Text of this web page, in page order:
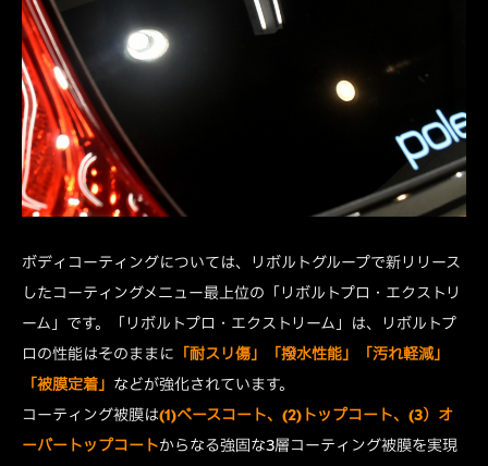
ボディコーティングについては、リボルトグループで新リリース
したコーティングメニュー最上位の「リボルトプロ・エクストリ
ーム」です。「リボルトプロ・エクストリーム」は、リボルトプ
ロの性能はそのままに 「耐スリ傷」「撥水性能」「汚れ軽減」
「被膜定着」 などが強化されています。
コーティング被膜は(1)ベースコート、(2)トップコート、(3）オ
ーバートップコートからなる強固な3層コーティング被膜を実現